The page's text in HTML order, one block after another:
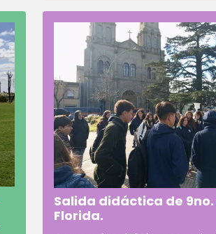
Salida didáctica de 9no.
Florida.